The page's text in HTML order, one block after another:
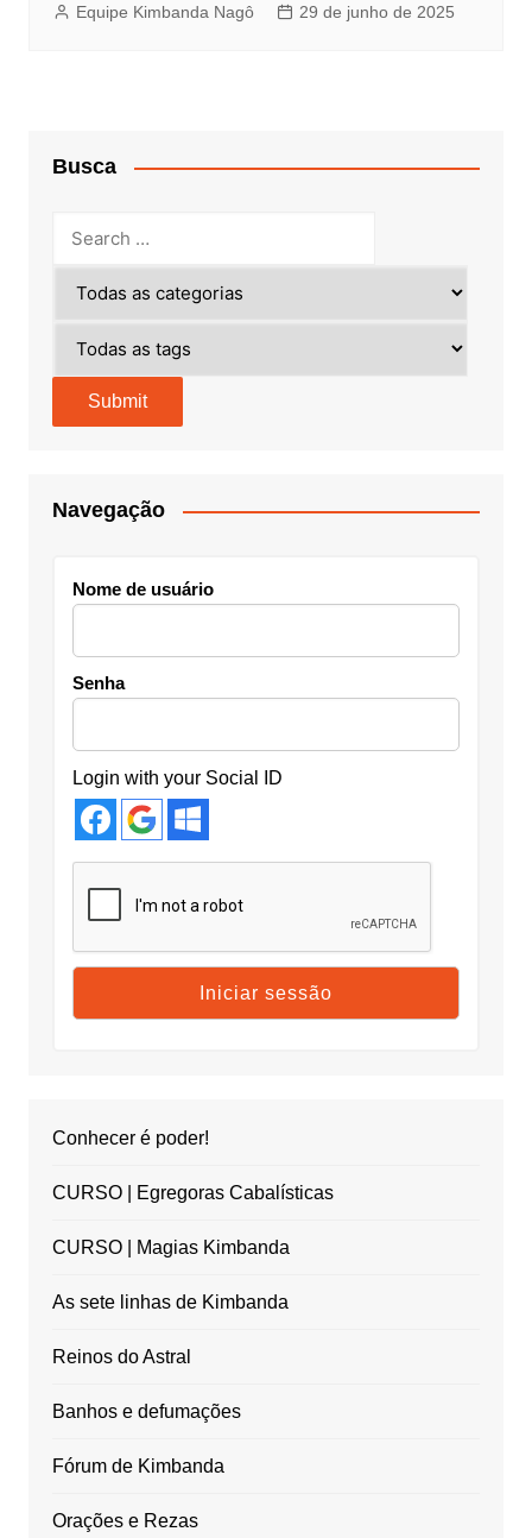
Equipe Kimbanda Nagô 29 de junho de 2025
Busca
Navegação
Nome de usuário
Senha
Login with your Social ID
Conhecer é poder!
CURSO | Egregoras Cabalísticas
CURSO | Magias Kimbanda
As sete linhas de Kimbanda
Reinos do Astral
Banhos e defumações
Fórum de Kimbanda
Orações e Rezas